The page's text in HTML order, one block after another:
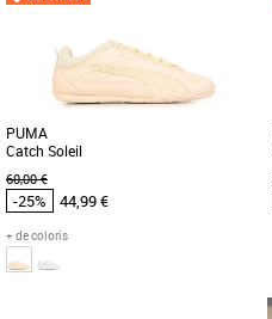
Voici la Courtflex v3, la petite dernière
approuvées sur le [...]
PUMA
Catch Soleil
60,00 €
-25% 44,99 €
+ de coloris